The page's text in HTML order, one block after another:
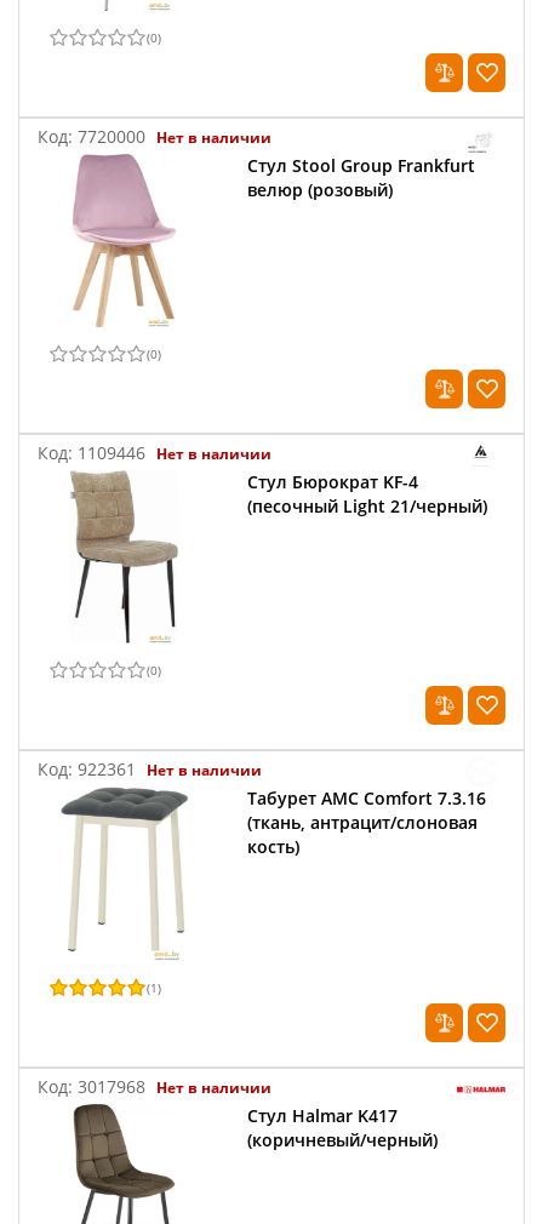
(0)
Код: 7720000 Нет в наличии
Стул Stool Group Frankfurt
велюр (розовый)
(0)
Код: 1109446 Нет в наличии
Стул Бюрократ KF-4
(песочный Light 21/черный)
(0)
Код: 922361 Нет в наличии
Табурет AMC Comfort 7.3.16
(ткань, антрацит/слоновая
кость)
(1)
Код: 3017968 Нет в наличии
Стул Halmar K417
(коричневый/черный)